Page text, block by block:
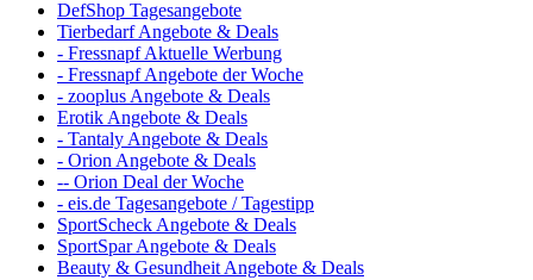
DefShop Tagesangebote
Tierbedarf Angebote & Deals
- Fressnapf Aktuelle Werbung
- Fressnapf Angebote der Woche
- zooplus Angebote & Deals
Erotik Angebote & Deals
- Tantaly Angebote & Deals
- Orion Angebote & Deals
-- Orion Deal der Woche
- eis.de Tagesangebote / Tagestipp
SportScheck Angebote & Deals
SportSpar Angebote & Deals
Beauty & Gesundheit Angebote & Deals